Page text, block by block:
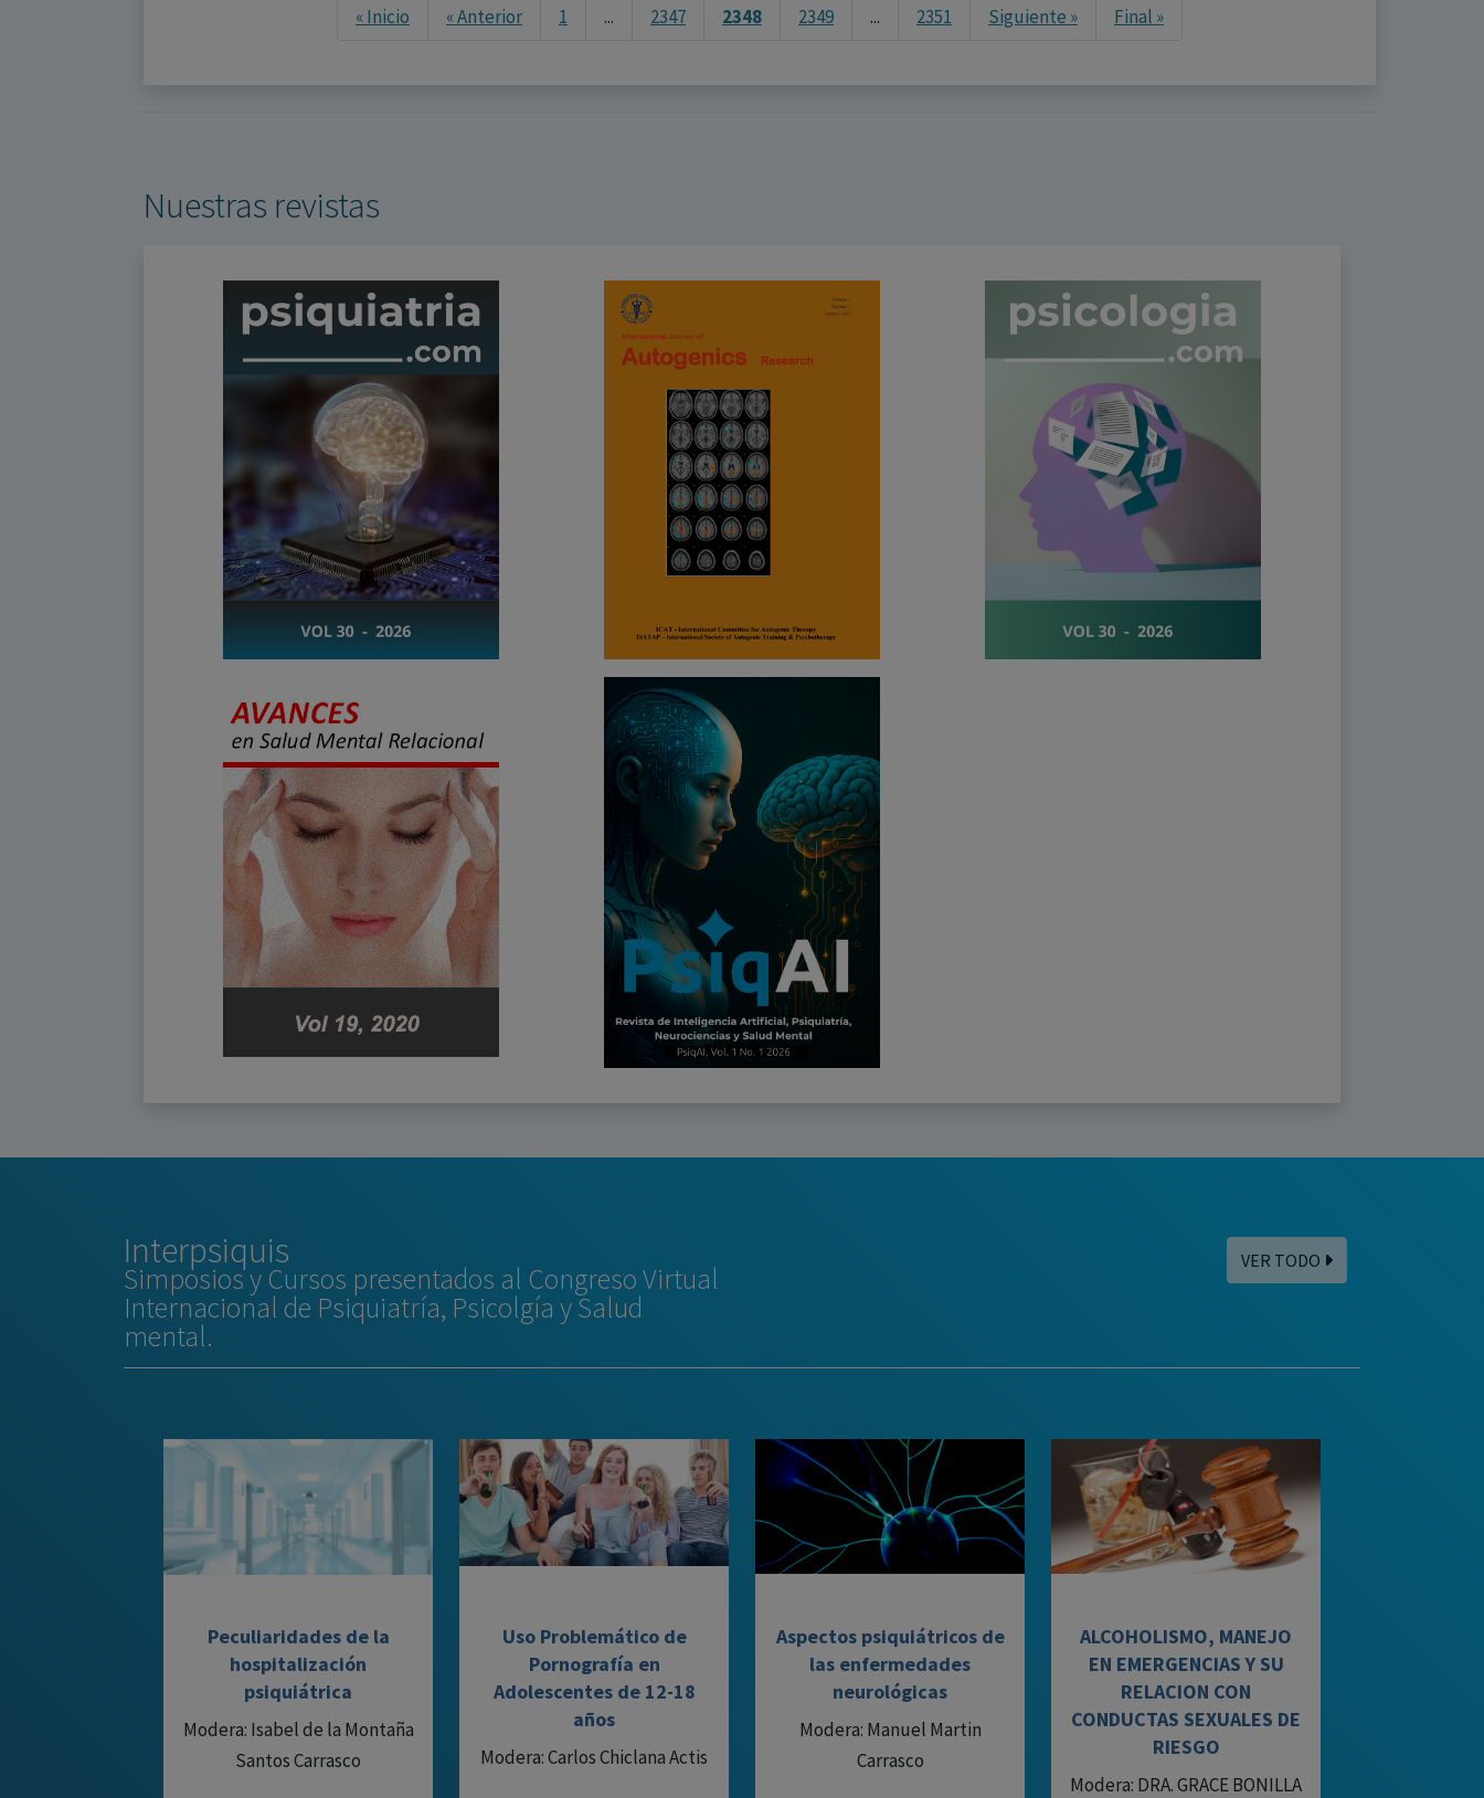
« Inicio « Anterior 1 ... 2347 2348 2349 ... 2351 Siguiente » Final »Next
Nuestras revistas
Interpsiquis
Simposios y Cursos presentados al Congreso Virtual
Internacional de Psiquiatría, Psicolgía y Salud
mental.
VER TODO
Peculiaridades de la
hospitalización
psiquiátrica
Modera: Isabel de la Montaña
Santos Carrasco
Uso Problemático de
Pornografía en
Adolescentes de 12-18
años
Modera: Carlos Chiclana Actis
Aspectos psiquiátricos de
las enfermedades
neurológicas
Modera: Manuel Martin
Carrasco
ALCOHOLISMO, MANEJO
EN EMERGENCIAS Y SU
RELACION CON
CONDUCTAS SEXUALES DE
RIESGO
Modera: DRA. GRACE BONILLA